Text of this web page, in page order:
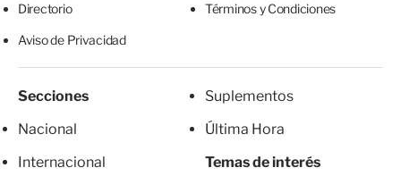
Directorio Términos y Condiciones
Aviso de Privacidad
Secciones
Nacional
Internacional
Suplementos
Última Hora
Temas de interés